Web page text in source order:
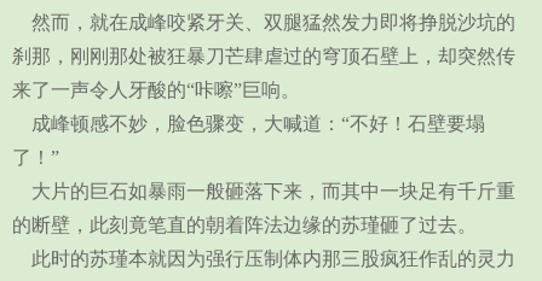
然而，就在成峰咬紧牙关、双腿猛然发力即将挣脱沙坑的
刹那，刚刚那处被狂暴刀芒肆虐过的穹顶石壁上，却突然传
来了一声令人牙酸的“咔嚓”巨响。
成峰顿感不妙，脸色骤变，大喊道：“不好！石壁要塌
了！”
大片的巨石如暴雨一般砸落下来，而其中一块足有千斤重
的断壁，此刻竟笔直的朝着阵法边缘的苏瑾砸了过去。
此时的苏瑾本就因为强行压制体内那三股疯狂作乱的灵力